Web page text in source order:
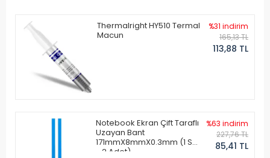
Thermalright HY510 Termal
Macun
%31 indirim
165,13 TL
113,88 TL
Notebook Ekran Çift Taraflı
Uzayan Bant
171mmX8mmX0.3mm (1 Set
- 2 Adet)
%63 indirim
227,76 TL
85,41 TL